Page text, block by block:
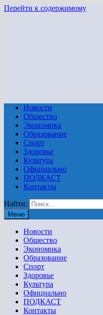
Перейти к содержимому
Новости
Общество
Экономика
Образование
Спорт
Здоровье
Культура
Официально
ПОДКАСТ
Контакты
Найти:
Меню
Новости
Общество
Экономика
Образование
Спорт
Здоровье
Культура
Официально
ПОДКАСТ
Контакты